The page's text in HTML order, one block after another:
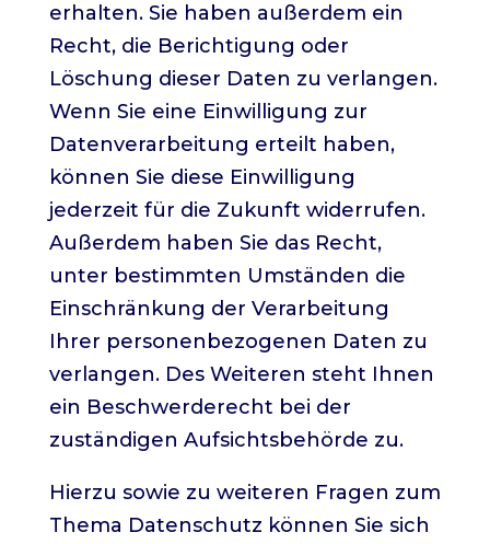
erhalten. Sie haben außerdem ein
Recht, die Berichtigung oder
Löschung dieser Daten zu verlangen.
Wenn Sie eine Einwilligung zur
Datenverarbeitung erteilt haben,
können Sie diese Einwilligung
jederzeit für die Zukunft widerrufen.
Außerdem haben Sie das Recht,
unter bestimmten Umständen die
Einschränkung der Verarbeitung
Ihrer personenbezogenen Daten zu
verlangen. Des Weiteren steht Ihnen
ein Beschwerderecht bei der
zuständigen Aufsichtsbehörde zu.
Hierzu sowie zu weiteren Fragen zum
Thema Datenschutz können Sie sich